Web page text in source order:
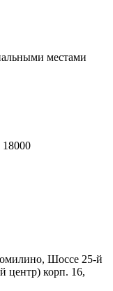
местами
18000
Шоссе 25-й
центр) корп. 16,